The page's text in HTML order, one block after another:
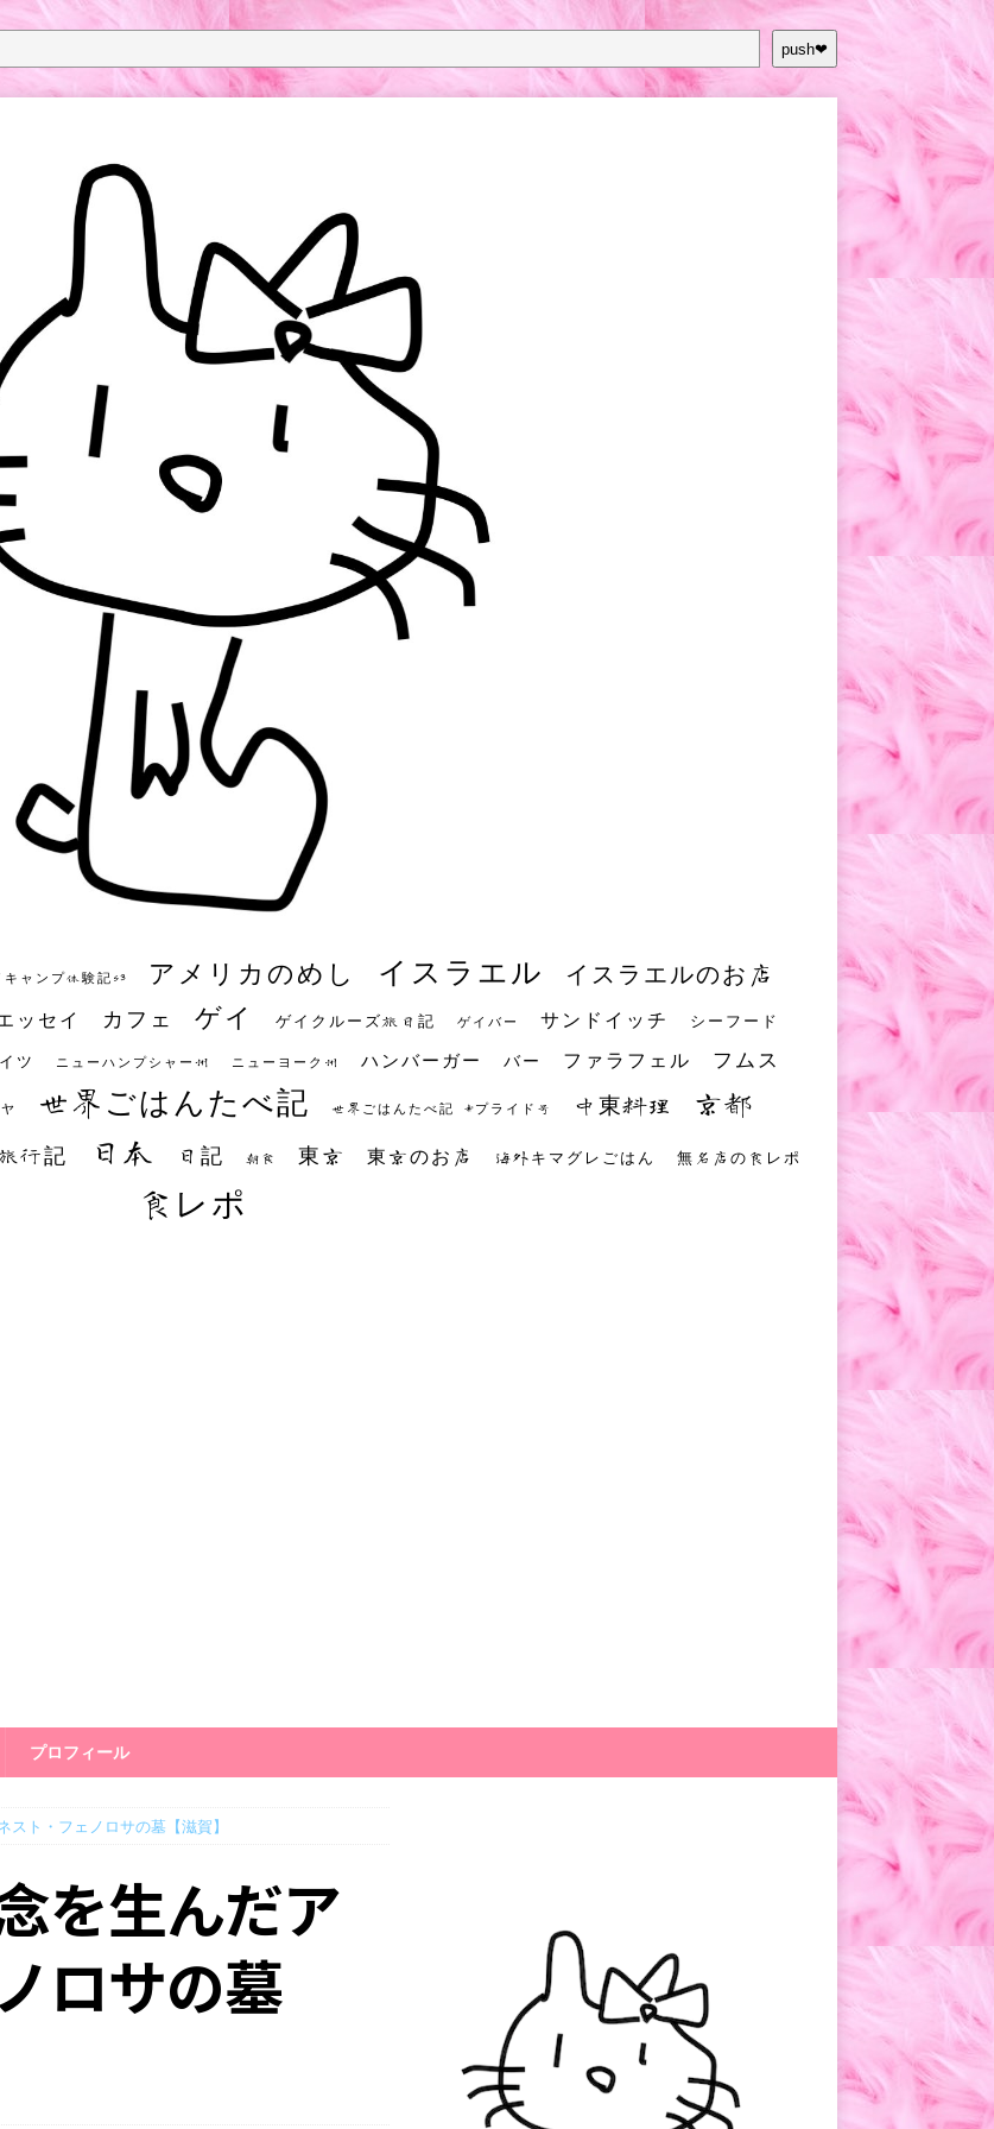
push❤︎
ャンプ体験記S3 アメリカのめし イスラエル イスラエルのお店
ッセイ カフェ ゲイ ゲイクルーズ旅日記 ゲイバー サンドイッチ シーフード
ツ ニューハンプシャー州 ニューヨーク州 ハンバーガー バー ファラフェル フムス
世界ごはんたべ記 世界ごはんたべ記 #プライド号 中東料理 京都
行記 日本 日記 朝食 東京 東京のお店 海外キマグレごはん 無名店の食レポ
食レポ
プロフィール
ト・フェノロサの墓【滋賀】
を生んだア
ロサの墓